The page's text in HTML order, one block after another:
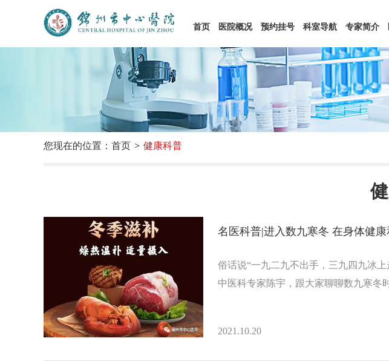
首页 医院概况 预约挂号 科室导航 专家简介
您现在的位置：首页 健康科普
名医科普|进入数九寒冬 在身体健
俗话说“一九二九不出手，三九四九冰
中医科专家陈宇，跟大家聊聊数九寒冬
2021.10.20